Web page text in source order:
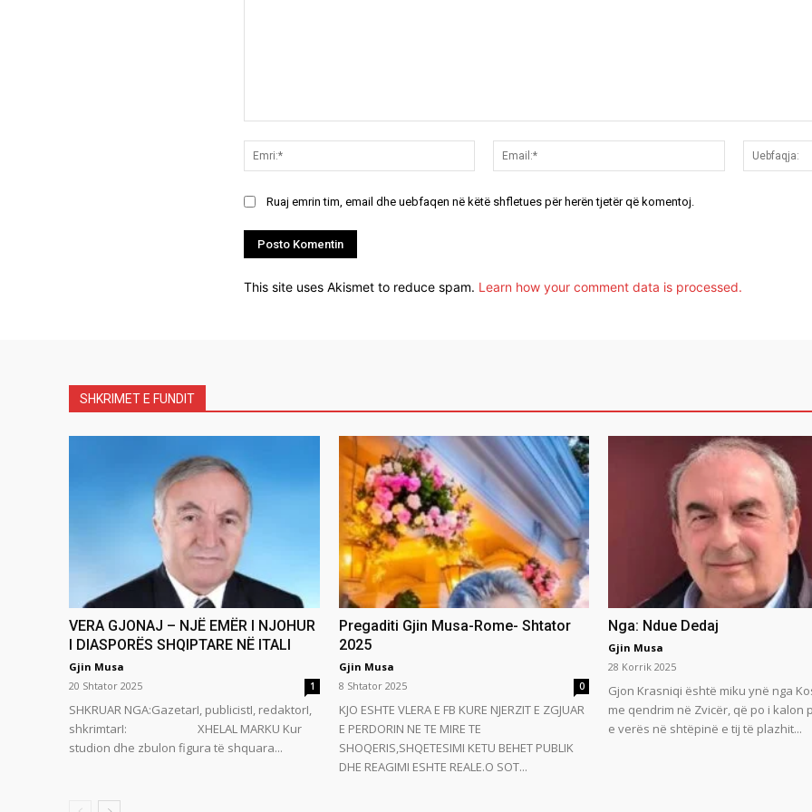
Emri:*
Email:*
Ruaj emrin tim, email dhe uebfaqen në këtë shfletues për herën tjetër që komentoj.
This site uses Akismet to reduce spam. Learn how your comment data is processed.
SHKRIMET E FUNDIT
VERA GJONAJ – NJË EMËR I NJOHUR
I DIASPORËS SHQIPTARE NË ITALI
Gjin Musa
20 Shtator 2025
1
SHKRUAR NGA:GazetarI, publicistI, redaktorI,
shkrimtarI: XHELAL MARKU Kur
studion dhe zbulon figura të shquara...
Pregaditi Gjin Musa-Rome- Shtator
2025
Gjin Musa
8 Shtator 2025
0
KJO ESHTE VLERA E FB KURE NJERZIT E ZGJUAR
E PERDORIN NE TE MIRE TE
SHOQERIS,SHQETESIMI KETU BEHET PUBLIK
DHE REAGIMI ESHTE REALE.O SOT...
Nga: Ndue Dedaj
Gjin Musa
28 Korrik 2025
Gjon Krasniqi është miku ynë nga
me qendrim në Zvicër, që po i kalon
e verës në shtëpinë e tij të plazhit...